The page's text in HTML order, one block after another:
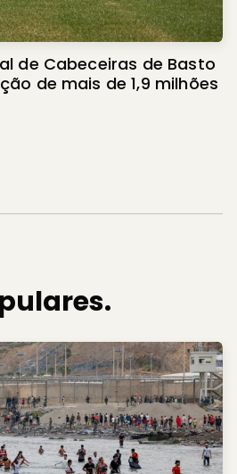
de Cabeceiras de Basto
de mais de 1,9 milhões